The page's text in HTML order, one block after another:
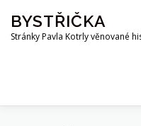
obsah
BYSTŘIČKA
Stránky Pavla Kotrly věnované